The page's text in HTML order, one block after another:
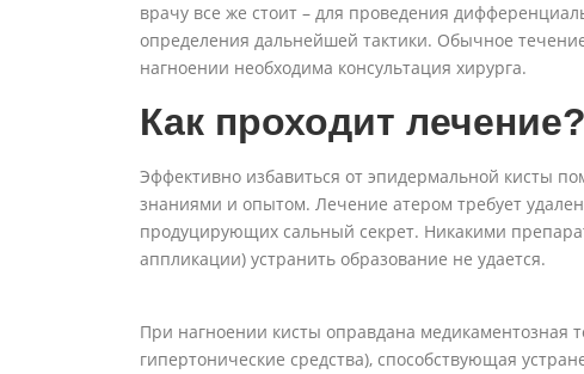
врачу все же стоит – для проведения
определения дальнейшей тактики. Обычное
нагноении необходима консультация хирурга.
Как проходит лечение?
Эффективно избавиться от эпидермальной кисты
знаниями и опытом. Лечение атером требует
продуцирующих сальный секрет. Никакими
аппликации) устранить образование не удается.
При нагноении кисты оправдана медикаментозная
гипертонические средства), способствующая